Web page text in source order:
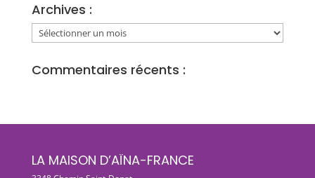
Archives :
Archives
:
Commentaires récents :
LA MAISON D’AÏNA-FRANCE